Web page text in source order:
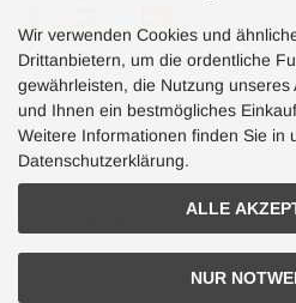
Hotline
Hotline
(10:30-15:00 Uhr)
Wir verwenden Cookies und
Drittanbietern, um die ordentliche
gewährleisten, die Nutzung
und Ihnen ein bestmögliches
Weitere Informationen finden Sie in
Datenschutzerklärung.
ALLE
NUR